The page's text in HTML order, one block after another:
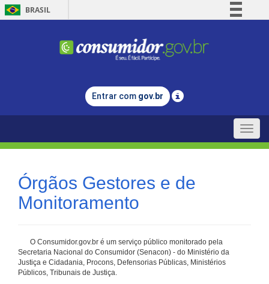
BRASIL
Comunica BR
Legislação
Entrar com gov.br
Toggle
Órgãos Gestores e de
Monitoramento
O Consumidor.gov.br é um serviço público monitorado pela
Secretaria Nacional do Consumidor (Senacon) - do Ministério da
Justiça e Cidadania, Procons, Defensorias Públicas, Ministérios
Públicos, Tribunais de Justiça.